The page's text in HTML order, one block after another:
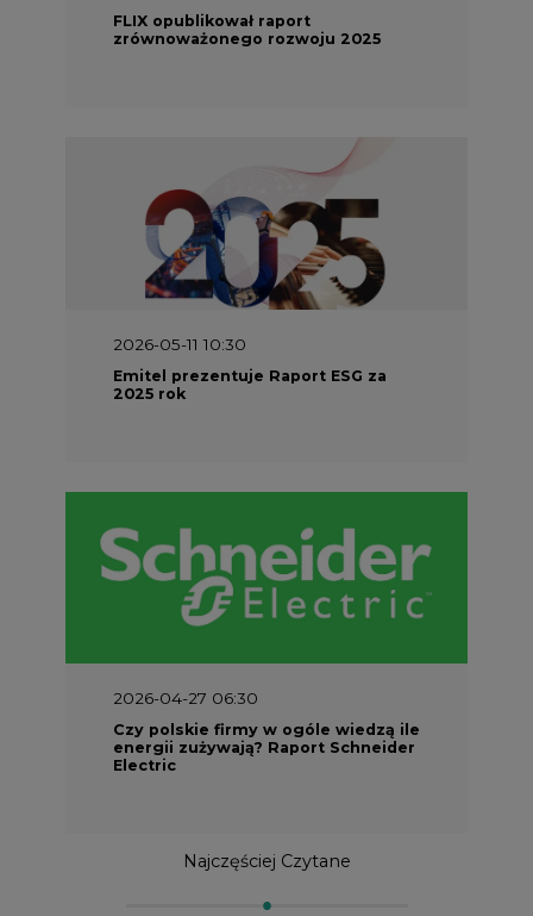
FLIX opublikował raport
zrównoważonego rozwoju 2025
2026-05-11 10:30
Emitel prezentuje Raport ESG za
2025 rok
2026-04-27 06:30
Czy polskie firmy w ogóle wiedzą ile
energii zużywają? Raport Schneider
Electric
Najczęściej Czytane